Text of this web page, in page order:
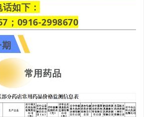
如下：
； 0916-2998670
常用药品